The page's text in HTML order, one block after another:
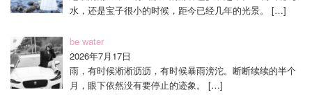
水，还是宝子很小的时候，距今已经几年的光景。
[…]
be water
2026年7月17日
雨，有时候淅淅沥沥，有时候暴雨滂沱。断断续续的半个
月，眼下依然没有要停止的迹象。
[…]